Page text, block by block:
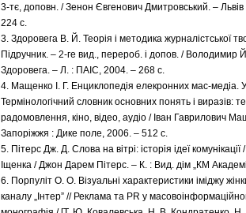
3-тє, доповн. / Зенон Євгенович Дмитровський. –
224 с.
3. Здоровега В. Й. Теорія і методика журналістської
Підручник. – 2-ге вид., перероб. і допов. / Володимир
Здоровега. – Л. : ПАІС, 2004. – 268 с.
4. Мащенко І. Г. Енциклопедія елекронних мас-медіа.
Термінологічний словник основних понять і виразів:
радомовлення, кіно, відео, аудіо / Іван Гаврилович
Запоріжжя : Дике поле, 2006. – 512 с.
5. Пітерс Дж. Д. Слова на вітрі: історія ідеї
Іщенка / Джон Дарем Пітерс. – К. : Вид. дім „КМ
6. Порпуліт О. О. Візуальні характеристики іміджу
каналу „Інтер” // Реклама та PR у